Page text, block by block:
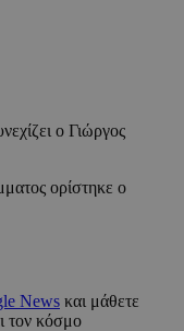
ο Γιώργος
ορίστηκε ο
News και μάθετε
τον κόσμο